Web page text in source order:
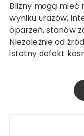
Blizny mogą mieć różne źródła – powstają w
wyniku urazów,
oparzeń, stanów
Niezależnie od
istotny defekt